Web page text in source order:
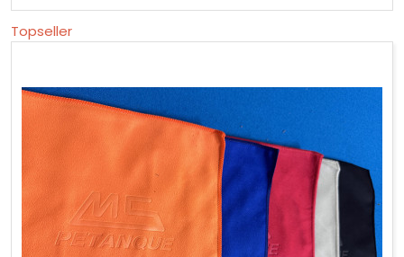
Topseller